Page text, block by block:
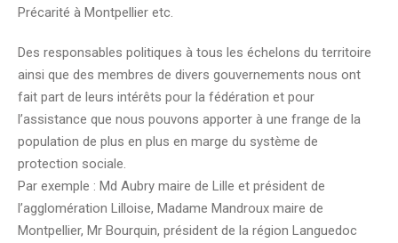
Précarité à Montpellier etc.
Des responsables politiques à tous les échelons du territoire
ainsi que des membres de divers gouvernements nous ont
fait part de leurs intérêts pour la fédération et pour
l’assistance que nous pouvons apporter à une frange de la
population de plus en plus en marge du système de
protection sociale.
Par exemple : Md Aubry maire de Lille et président de
l’agglomération Lilloise, Madame Mandroux maire de
Montpellier, Mr Bourquin, président de la région Languedoc